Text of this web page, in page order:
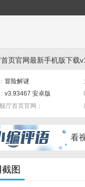
页官网最新手机版下载
冒险解谜
v3.93467 安卓版
厅首页官网：
看
图